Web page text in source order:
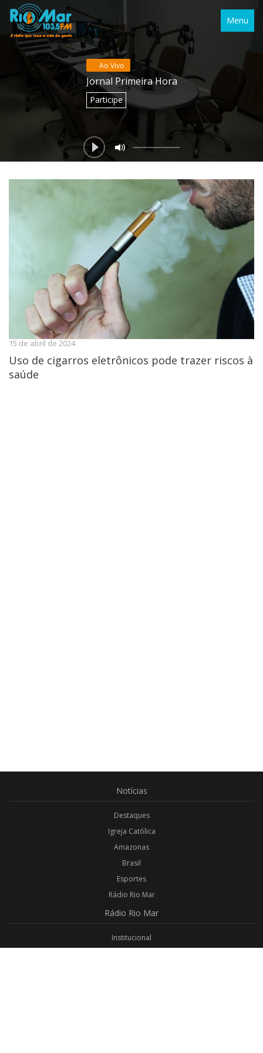
Menu
Ao Vivo
Jornal Primeira Hora
Participe
15 de abril de 2024
Uso de cigarros eletrônicos pode trazer riscos à
saúde
Notícias
Destaques
Igreja Católica
Amazonas
Brasil
Esportes
Rádio Rio Mar
Rádio Rio Mar
Institucional